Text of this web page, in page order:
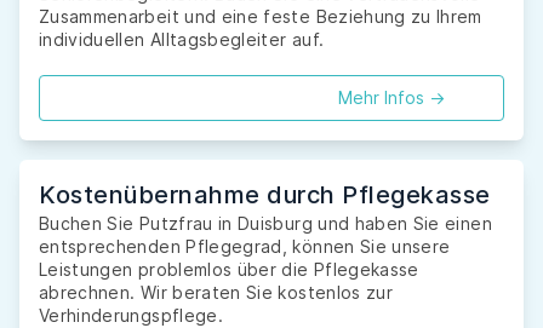
Zusammenarbeit und eine feste Beziehung zu Ihrem
individuellen Alltagsbegleiter auf.
Mehr Infos ->
Kostenübernahme durch Pflegekasse
Buchen Sie Putzfrau in Duisburg und haben Sie einen
entsprechenden Pflegegrad, können Sie unsere
Leistungen problemlos über die Pflegekasse
abrechnen. Wir beraten Sie kostenlos zur
Verhinderungspflege.